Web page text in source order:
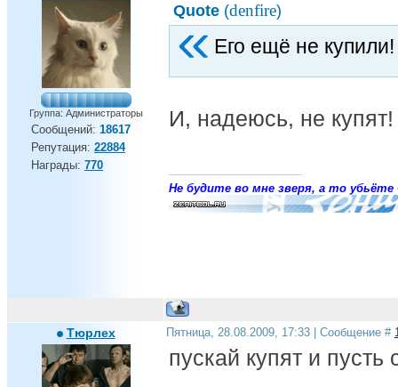
Группа: Администраторы
Сообщений: 18617
Репутация: 22884
Награды: 770
Quote (denfire)
Его ещё не купили!
И, надеюсь, не
Не будите во мне зверя, а то убьёте
Тюрлех Пятница, 28.08.2009, 17:33 | Сообщение #
пускай купят и